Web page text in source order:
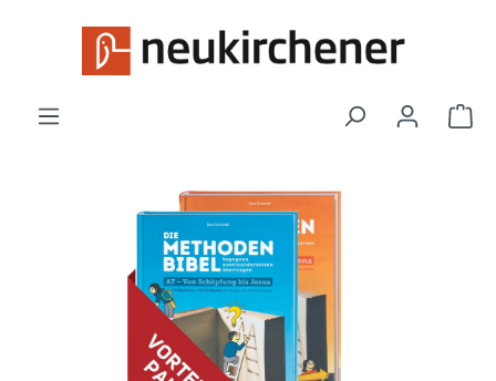
Zum Hauptinhalt springen
Bildergalerie überspringen